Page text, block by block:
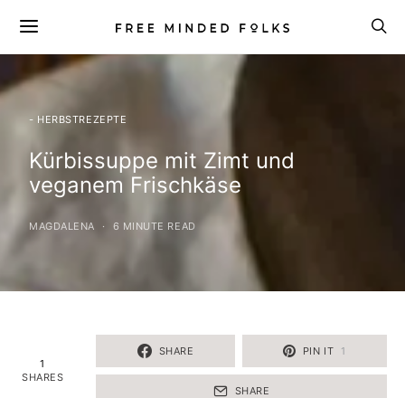
- HERBSTREZEPTE
Kürbissuppe mit Zimt und
veganem Frischkäse
MAGDALENA 6 MINUTE READ
1
SHARES
SHARE PIN IT 1
SHARE